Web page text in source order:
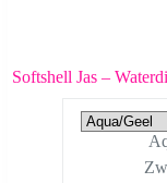
Softshell Jas –